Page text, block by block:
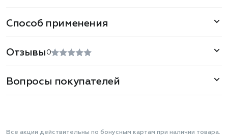
Способ применения
Отзывы 0
Вопросы покупателей
Все акции действительны по бонусным картам при наличии товара.